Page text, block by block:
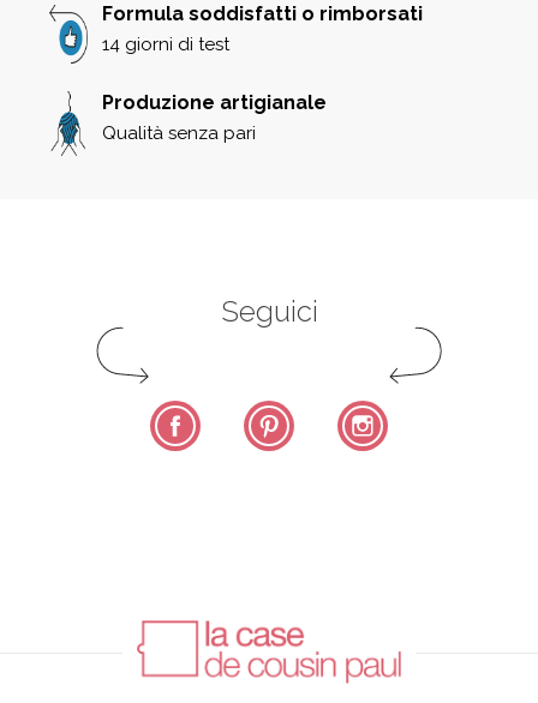
Formula soddisfatti o rimborsati
14 giorni di test
Produzione artigianale
Qualità senza pari
Seguici
Facebook Pinterest